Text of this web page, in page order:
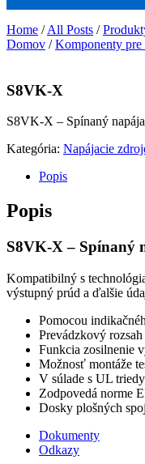
Home /All Posts /
Domov /Komponenty pre
S8VK-X
S8VK-X – Spínaný
Kategória: Napájacie
Popis
Popis
S8VK-X – Spínaný
Kompatibilný s
výstupný prúd a ďalšie
Pomocou
Prevádzkový
Funkcia zosilnenie
Možnosť montáže
V súlade s UL
Zodpovedá norme
Dosky plošných
Dokumenty
Odkazy